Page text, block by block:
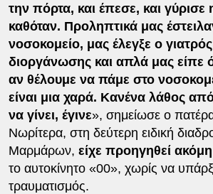
την πόρτα, και έπεσε, και
καθόταν. Προληπτικά μας
νοσοκομείο, μας έλεγξε ο
διοργάνωσης και απλά μας είπε
αν θέλουμε να πάμε στο
είναι μια χαρά. Κανένα λάθος
να γίνει, έγινε», σημείωσε ο
Νωρίτερα, στη δεύτερη ειδική
Μαρμάρων, είχε προηγηθεί
το αυτοκίνητο «00», χωρίς να
τραυματισμός.